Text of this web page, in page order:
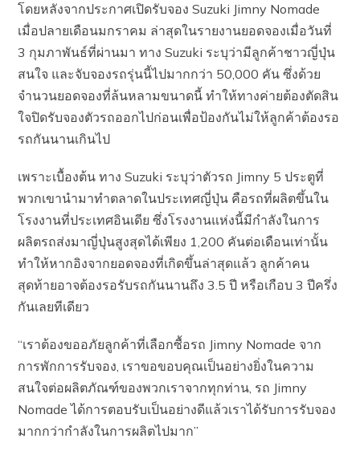
โดยหลังจากประกาศเปิดรับจอง Suzuki Jimny Nomade
เมื่อปลายเดือนมกราคม ล่าสุดในรายงานยอดจองเมื่อวันที่
3 กุมภาพันธ์ที่ผ่านมา ทาง Suzuki ระบุว่ามีลูกค้าชาวญี่ปุ่น
สนใจ และจับจองรถรุ่นนี้ไปมากกว่า 50,000 คัน ซึ่งด้วย
จำนวนยอดจองที่ล้นหลามขนาดนี้ ทำให้ทางค่ายต้องตัดสิน
ใจปิดรับจองตัวรถออกไปก่อนเพื่อป้องกันไม่ให้ลูกค้าต้องรอ
รถกันนานเกินไป
เพราะเบื้องต้น ทาง Suzuki ระบุว่าตัวรถ Jimny 5 ประตูที่
พวกเขานำมาทำตลาดในประเทศญี่ปุ่น คือรถที่ผลิตขึ้นใน
โรงงานที่ประเทศอินเดีย ซึ่งโรงงานแห่งนี้มีกำลังในการ
ผลิตรถส่งมาญี่ปุ่นสูงสุดได้เพียง 1,200 คันต่อเดือนเท่านั้น
ทำให้หากอิงจากยอดจองที่เกิดขึ้นล่าสุดแล้ว ลูกค้าคน
สุดท้ายอาจต้องรอรับรถกันนานถึง 3.5 ปี หรือเกือบ 3 ปีครึ่ง
กันเลยทีเดียว
“เราต้องขออภัยลูกค้าที่เลือกซื้อรถ Jimny Nomade จาก
การพักการรับจอง, เราขอขอบคุณเป็นอย่างยิ่งในความ
สนใจต่อผลิตภัณฑ์ของพวกเราจากทุกท่าน, รถ Jimny
Nomade ได้การตอบรับเป็นอย่างดีแล้วเราได้รับการรับจอง
มากกว่ากำลังในการผลิตไปมาก”